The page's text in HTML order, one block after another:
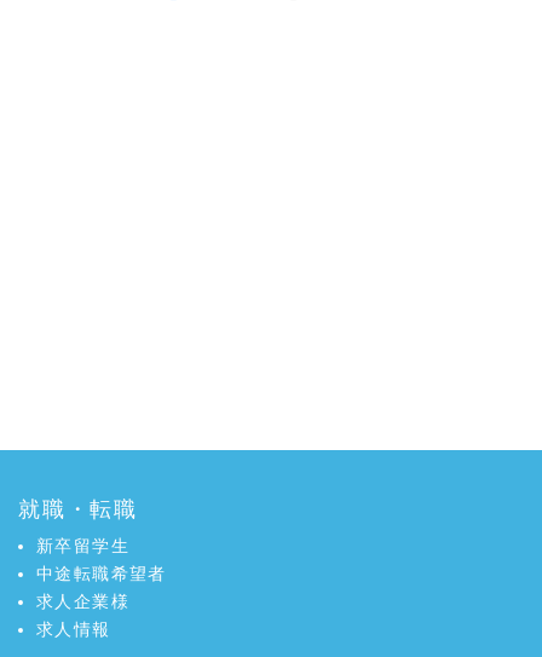
就職・転職
新卒留学生
中途転職希望者
求人企業様
求人情報